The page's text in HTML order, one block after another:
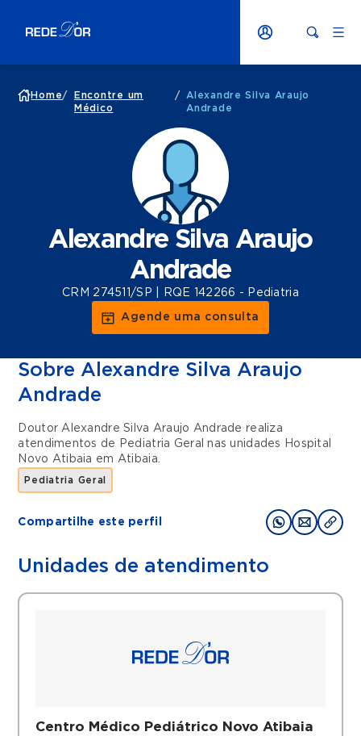
Home/
Encontre um
Médico
/
Alexandre Silva Araujo
Andrade
Alexandre Silva Araujo
Andrade
CRM 274511/SP | RQE 142266 - Pediatria
Agende uma consulta
Sobre Alexandre Silva Araujo
Andrade
Doutor Alexandre Silva Araujo Andrade realiza
atendimentos de
Pediatria Geral nas unidades
Hospital
Novo Atibaia em Atibaia.
Pediatria Geral
Compartilhe este perfil
Unidades de atendimento
Centro Médico Pediátrico Novo Atibaia